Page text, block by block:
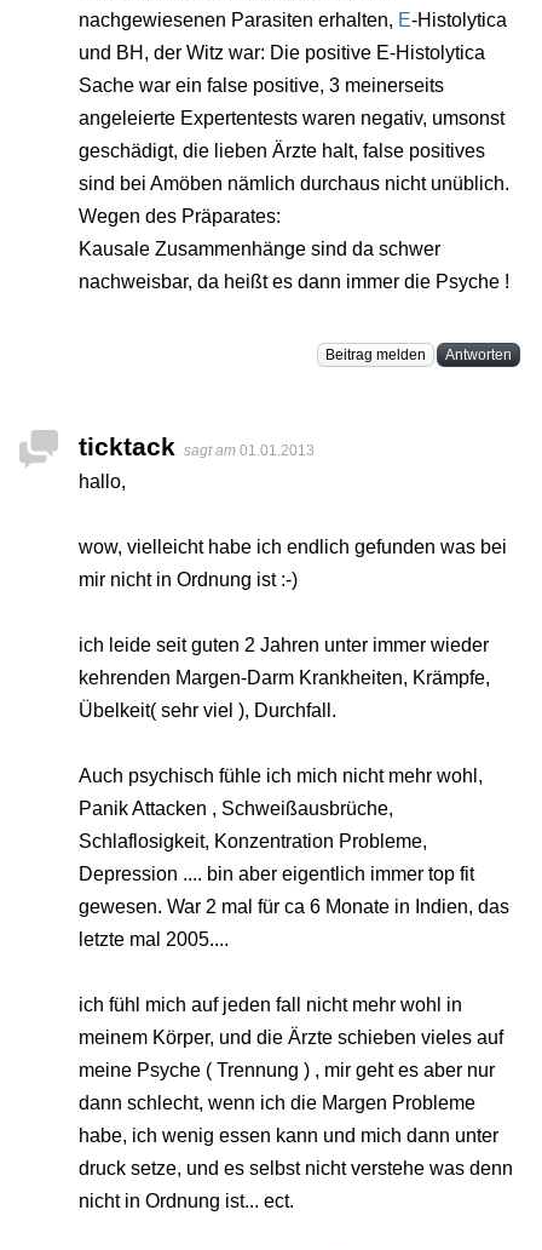
nachgewiesenen Parasiten erhalten, E-Histolytica
und BH, der Witz war: Die positive E-Histolytica
Sache war ein false positive, 3 meinerseits
angeleierte Expertentests waren negativ, umsonst
geschädigt, die lieben Ärzte halt, false positives
sind bei Amöben nämlich durchaus nicht unüblich.
Wegen des Präparates:
Kausale Zusammenhänge sind da schwer
nachweisbar, da heißt es dann immer die Psyche !
Beitrag melden Antworten
ticktack sagt am 01.01.2013
hallo,
wow, vielleicht habe ich endlich gefunden was bei
mir nicht in Ordnung ist :-)
ich leide seit guten 2 Jahren unter immer wieder
kehrenden Margen-Darm Krankheiten, Krämpfe,
Übelkeit( sehr viel ), Durchfall.
Auch psychisch fühle ich mich nicht mehr wohl,
Panik Attacken , Schweißausbrüche,
Schlaflosigkeit, Konzentration Probleme,
Depression .... bin aber eigentlich immer top fit
gewesen. War 2 mal für ca 6 Monate in Indien, das
letzte mal 2005....
ich fühl mich auf jeden fall nicht mehr wohl in
meinem Körper, und die Ärzte schieben vieles auf
meine Psyche ( Trennung ) , mir geht es aber nur
dann schlecht, wenn ich die Margen Probleme
habe, ich wenig essen kann und mich dann unter
druck setze, und es selbst nicht verstehe was denn
nicht in Ordnung ist... ect.